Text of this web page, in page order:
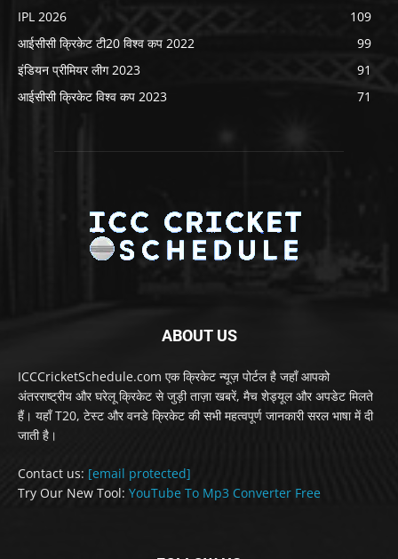
IPL 2026
109
आईसीसी क्रिकेट टी20 विश्व कप 2022
99
इंडियन प्रीमियर लीग 2023
91
आईसीसी क्रिकेट विश्व कप 2023
71
ABOUT US
ICCCricketSchedule.com एक क्रिकेट न्यूज़ पोर्टल है जहाँ आपको
अंतरराष्ट्रीय और घरेलू क्रिकेट से जुड़ी ताज़ा खबरें, मैच शेड्यूल और अपडेट मिलते
हैं। यहाँ T20, टेस्ट और वनडे क्रिकेट की सभी महत्वपूर्ण जानकारी सरल भाषा में दी
जाती है।
Contact us: [email protected]
Try Our New Tool: YouTube To Mp3 Converter Free